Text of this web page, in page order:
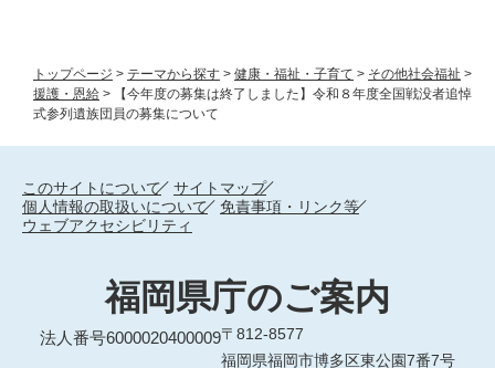
トップページ > テーマから探す > 健康・福祉・子育て > その他社会福祉 >
援護・恩給 >
【今年度の募集は終了しました】令和８年度全国戦没者追悼
式参列遺族団員の募集について
このサイトについて
サイトマップ
個人情報の取扱いについて
免責事項・リンク等
ウェブアクセシビリティ
福岡県庁のご案内
法人番号6000020400009〒812-8577
福岡県福岡市博多区東公園7番7号